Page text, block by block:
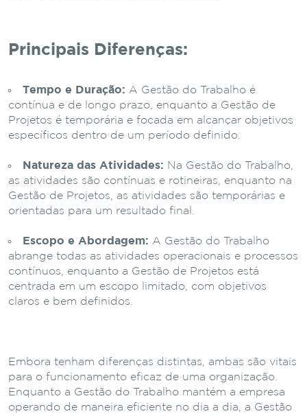
Principais Diferenças:
Tempo e Duração: A Gestão do Trabalho é
contínua e de longo prazo, enquanto a Gestão de
Projetos é temporária e focada em alcançar objetivos
específicos dentro de um período definido.
Natureza das Atividades: Na Gestão do Trabalho,
as atividades são contínuas e rotineiras, enquanto na
Gestão de Projetos, as atividades são temporárias e
orientadas para um resultado final.
Escopo e Abordagem: A Gestão do Trabalho
abrange todas as atividades operacionais e processos
contínuos, enquanto a Gestão de Projetos está
centrada em um escopo limitado, com objetivos
claros e bem definidos.
Embora tenham diferenças distintas, ambas são vitais
para o funcionamento eficaz de uma organização.
Enquanto a Gestão do Trabalho mantém a empresa
operando de maneira eficiente no dia a dia, a Gestão